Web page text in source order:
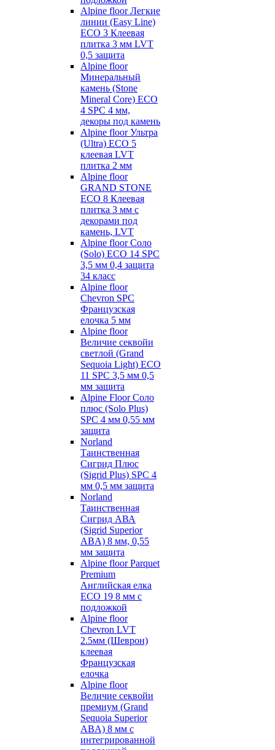
Alpine floor Легкие
линии (Easy Line)
ECO 3 Клеевая
плитка 3 мм LVT
0,5 защита
Alpine floor
Минеральный
камень (Stone
Mineral Core) ECO
4 SPC 4 мм,
декоры под камень
Alpine floor Ультра
(Ultra) ECO 5
клеевая LVT
плитка 2 мм
Alpine floor
GRAND STONE
ECO 8 Клеевая
плитка 3 мм с
декорами под
камень, LVT
Alpine floor Соло
(Solo) ECO 14 SPC
3,5 мм 0,4 защита
34 класс
Alpine floor
Chevron SPC
Французская
елочка 5 мм
Alpine floor
Величие секвойи
светлой (Grand
Sequoia Light) ECO
11 SPC 3,5 мм 0,5
мм защита
Alpine Floor Соло
плюс (Solo Plus)
SPC 4 мм 0,55 мм
защита
Norland
Таинственная
Сигрид Плюс
(Sigrid Plus) SPC 4
мм 0,5 мм защита
Norland
Таинственная
Сигрид АВА
(Sigrid Superior
ABA) 8 мм, 0,55
мм защита
Alpine floor Parquet
Premium
Английская елка
ECO 19 8 мм с
подложкой
Alpine floor
Chevron LVT
2.5мм (Шеврон)
клеевая
Французская
елочка
Alpine floor
Величие секвойи
премиум (Grand
Sequoia Superior
ABA) 8 мм с
интегрированной